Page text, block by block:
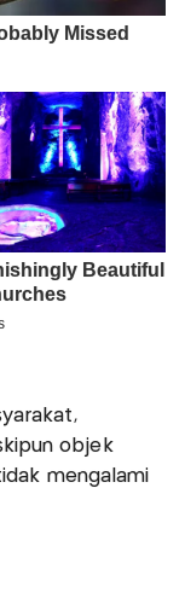
objek
mengalami